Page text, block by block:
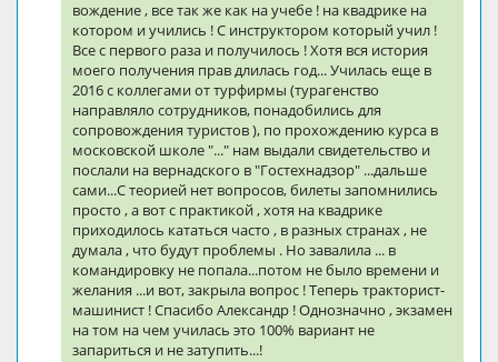
вождение , все так же как на учебе ! на квадрике на
котором и учились ! С инструктором который учил !
Все с первого раза и получилось ! Хотя вся история
моего получения прав длилась год... Училась еще в
2016 с коллегами от турфирмы (турагенство
направляло сотрудников, понадобились для
сопровождения туристов ), по прохождению курса в
московской школе "..." нам выдали свидетельство и
послали на вернадского в "Гостехнадзор" ...дальше
сами...С теорией нет вопросов, билеты запомнились
просто , а вот с практикой , хотя на квадрике
приходилось кататься часто , в разных странах , не
думала , что будут проблемы . Но завалила ... в
командировку не попала...потом не было времени и
желания ...и вот, закрыла вопрос ! Теперь тракторист-
машинист ! Спасибо Александр ! Однозначно , экзамен
на том на чем училась это 100% вариант не
запариться и не затупить...!